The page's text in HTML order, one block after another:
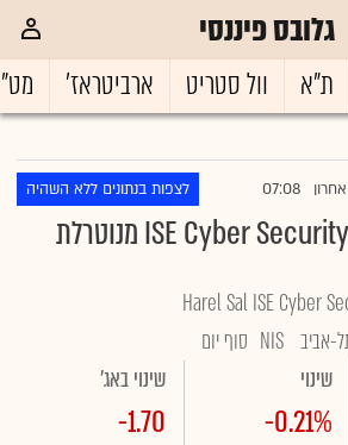
גלובס פיננסי
ת"א וול סטריט ארביטראז'
07:08 לצפות בנתונים ללא השהיה
הראל סל ‏ISE Cyber Security מנוטרלת
Harel Sal ISE Cyber
אביב NIS סוף יום
שינוי
-0.21%
שינוי באג'
-1.70